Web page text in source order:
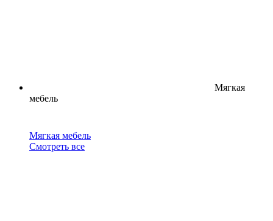
Мягкая
мебель
Мягкая мебель
Смотреть все